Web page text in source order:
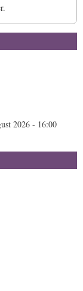
2026 - 16:00